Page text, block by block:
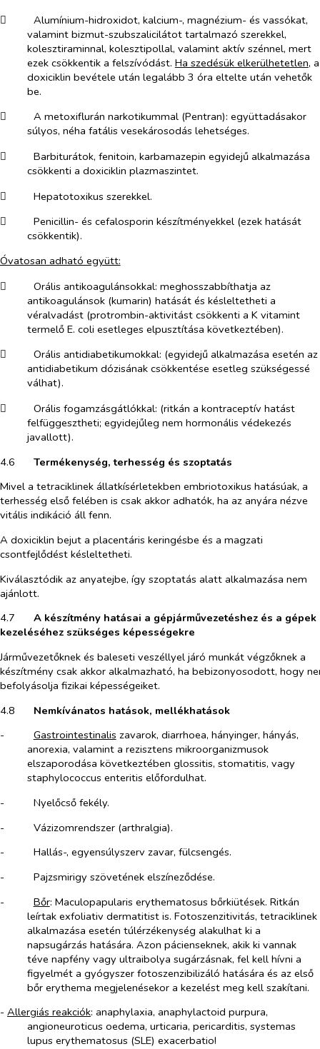
​
Alumínium-hidroxidot, kalcium-, magnézium- és vassókat,
valamint bizmut-szubszalicilátot tartalmazó szerekkel,
kolesztiraminnal, kolesztipollal, valamint aktív szénnel, mert
ezek csökkentik a felszívódást. Ha szedésük elkerülhetetlen, a
doxiciklin bevétele után legalább 3 óra eltelte után vehetők
be.
​
A metoxiflurán narkotikummal (Pentran): együttadásakor
súlyos, néha fatális vesekárosodás lehetséges.
​
Barbiturátok, fenitoin, karbamazepin egyidejű alkalmazása
csökkenti a doxiciklin plazmaszintet.
​
Hepatotoxikus szerekkel.
​
Penicillin- és cefalosporin készítményekkel (ezek hatását
csökkentik).
Óvatosan adható együtt:
​
Orális antikoagulánsokkal: meghosszabbíthatja az
antikoagulánsok (kumarin) hatását és késleltetheti a
véralvadást (protrombin-aktivitást csökkenti a K vitamint
termelő E. coli esetleges elpusztítása következtében).
​
Orális antidiabetikumokkal: (egyidejű alkalmazása esetén az
antidiabetikum dózisának csökkentése esetleg szükségessé
válhat).
​
Orális fogamzásgátlókkal: (ritkán a kontraceptív hatást
felfüggesztheti; egyidejűleg nem hormonális védekezés
javallott).
4.6​
Termékenység, terhesség és szoptatás
Mivel a tetraciklinek állatkísérletekben embriotoxikus hatásúak, a
terhesség első felében is csak akkor adhatók, ha az anyára nézve
vitális indikáció áll fenn.
A doxiciklin bejut a placentáris keringésbe és a magzati
csontfejlődést késleltetheti.
Kiválasztódik az anyatejbe, így szoptatás alatt alkalmazása nem
ajánlott.
4.7​
A készítmény hatásai a gépjárművezetéshez és a gépek
kezeléséhez szükséges képességekre
Járművezetőknek és baleseti veszéllyel járó munkát végzőknek a
készítmény csak akkor alkalmazható, ha bebizonyosodott, hogy
befolyásolja fizikai képességeiket.
4.8​
Nemkívánatos hatások, mellékhatások
-​
Gastrointestinalis zavarok, diarrhoea, hányinger, hányás,
anorexia, valamint a rezisztens mikroorganizmusok
elszaporodása következtében glossitis, stomatitis, vagy
staphylococcus enteritis előfordulhat.
-​
Nyelőcső fekély.
-​
Vázizomrendszer (arthralgia).
-​
Hallás-, egyensúlyszerv zavar, fülcsengés.
-​
Pajzsmirigy szövetének elszíneződése.
-​
Bőr: Maculopapularis erythematosus bőrkiütések. Ritkán
leírtak exfoliativ dermatitist is. Fotoszenzitivitás, tetraciklinek
alkalmazása esetén túlérzékenység alakulhat ki a
napsugárzás hatására. Azon pácienseknek, akik ki vannak
téve napfény vagy ultraibolya sugárzásnak, fel kell hívni a
figyelmét a gyógyszer fotoszenzibilizáló hatására és az első
bőr erythema megjelenésekor a kezelést meg kell szakítani.
- Allergiás reakciók: anaphylaxia, anaphylactoid purpura,
angioneuroticus oedema, urticaria, pericarditis, systemas
lupus erythematosus (SLE) exacerbatio!